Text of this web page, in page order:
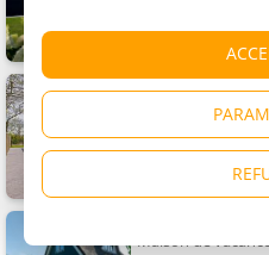
Vakantiehuis
Maison de
6 personnes, 3
Maison de